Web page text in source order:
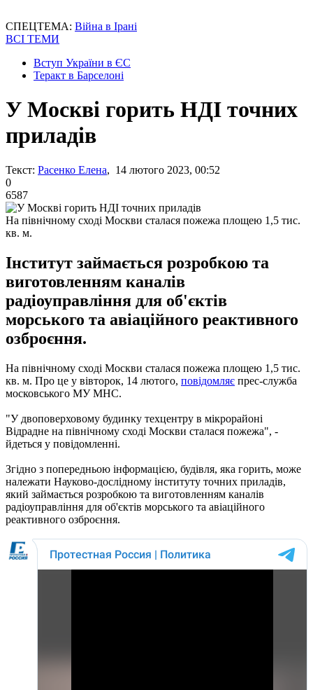
СПЕЦТЕМА: Війна в Ірані
ВСІ ТЕМИ
Вступ України в ЄС
Теракт в Барселоні
У Москві горить НДІ точних
приладів
Текст: Расенко Елена, 14 лютого 2023, 00:52
0
6587
На північному сході Москви сталася пожежа площею 1,5 тис.
кв. м.
Інститут займається розробкою та
виготовленням каналів
радіоуправління для об'єктів
морського та авіаційного реактивного
озброєння.
На північному сході Москви сталася пожежа площею 1,5 тис.
кв. м. Про це у вівторок, 14 лютого, повідомляє прес-служба
московського МУ МНС.
"У двоповерховому будинку техцентру в мікрорайоні
Відрадне на північному сході Москви сталася пожежа", -
йдеться у повідомленні.
Згідно з попередньою інформацією, будівля, яка горить, може
належати Науково-дослідному інституту точних приладів,
який займається розробкою та виготовленням каналів
радіоуправління для об'єктів морського та авіаційного
реактивного озброєння.